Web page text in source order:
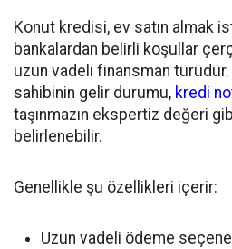
Konut kredisi, ev satın almak
bankalardan belirli koşullar
uzun vadeli finansman
sahibinin gelir durumu, kredi
taşınmazın ekspertiz değeri
belirlenebilir.
Genellikle şu özellikleri içerir:
Uzun vadeli ödeme